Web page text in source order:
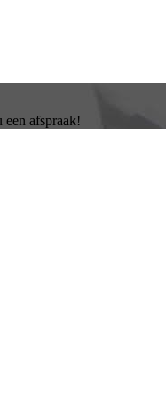
afspraak!